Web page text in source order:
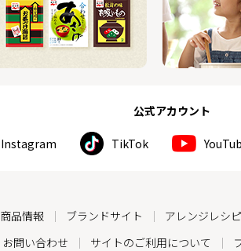
公式アカウント
Instagram TikTok
商品情報 ブランドサイト アレンジレシピ
お問い合わせ
サイトのご利用について